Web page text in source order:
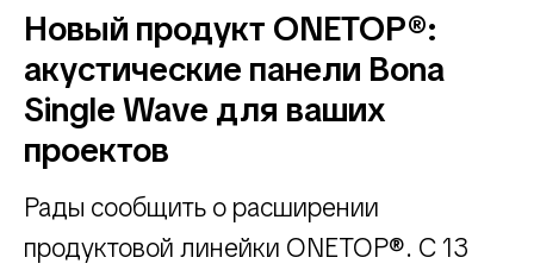
Новый продукт ONETOP®:
акустические панели Bona
Single Wave для ваших
проектов
Рады сообщить о расширении
продуктовой линейки ONETOP®. С 13